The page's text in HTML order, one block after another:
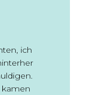
ich
kamen